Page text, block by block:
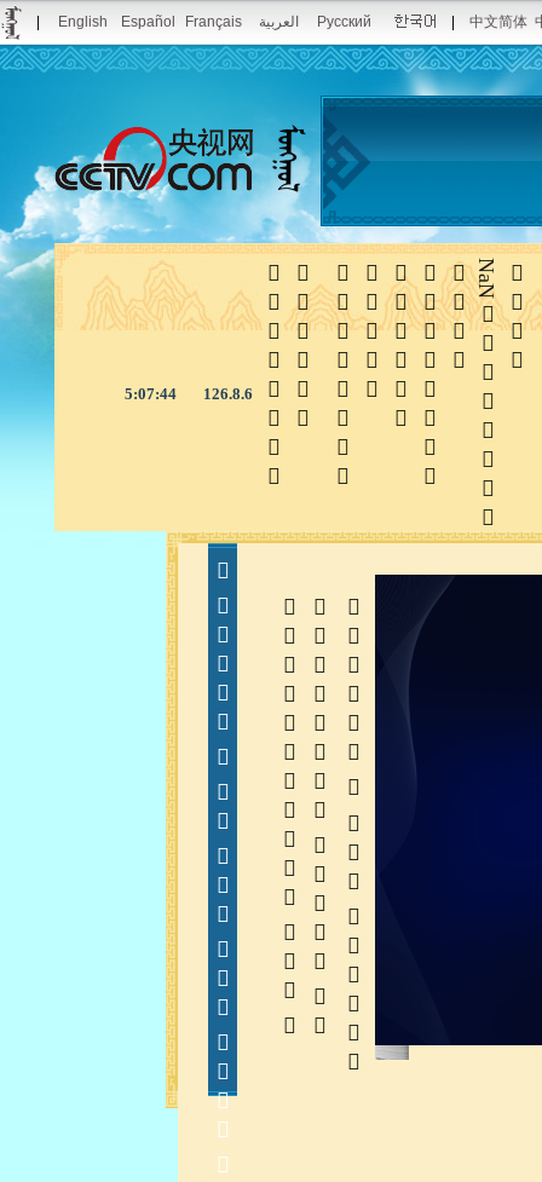
English Español Français العربية Русский 中文简体
5:07:45 126.8.6 
 
NaN





     